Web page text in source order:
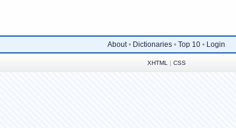
About • Dictionaries •Top 10 • Login
XHTML | CSS